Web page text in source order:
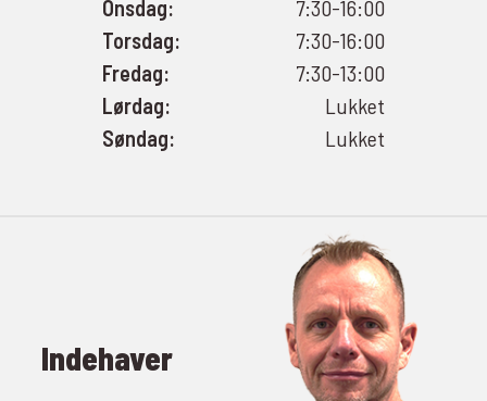
Onsdag:
7:30-16:00
Torsdag:
7:30-16:00
Fredag:
7:30-13:00
Lørdag:
Lukket
Søndag:
Lukket
Indehaver